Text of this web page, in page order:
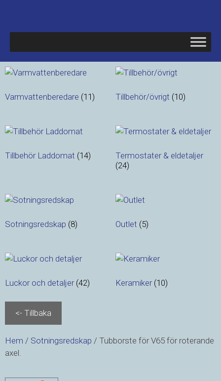
Varmvattenberedare (11) Tillbehör/övrigt (10)
Tillbehör Laddomat (14)
Termostater & eldetaljer
(24)
Sotningsredskap (8) Outlet (5)
Luckor och detaljer (42) Keramiker (10)
Hem / Sotningsredskap / Tubborste för V65 för roterande
axel.